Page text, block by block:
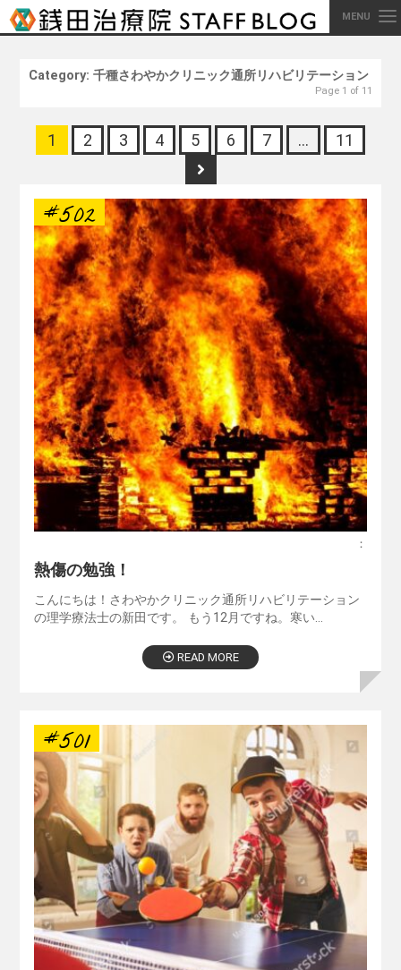
MENU
Category: 千種さわやかクリニック通所リハビリテーション
Page 1 of 11
1 2 3 4 5 6 7 … 11
#502
：
熱傷の勉強！
こんにちは！さわやかクリニック通所リハビリテーション
の理学療法士の新田です。 もう12月ですね。寒い…
READ MORE
#501